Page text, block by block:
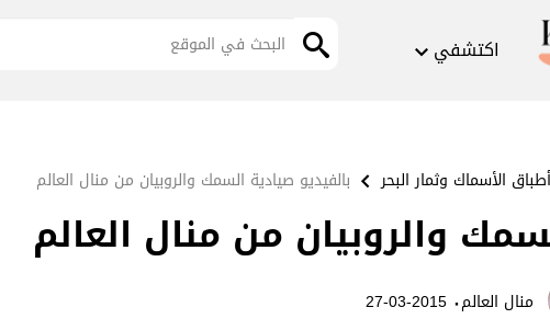
اكتشفي
أطباق الأسماك وثمار البحر بالفيديو صيادية السمك والروبيان من منال العالم
والروبيان من منال العالم
منال العالم·
2015-03-27